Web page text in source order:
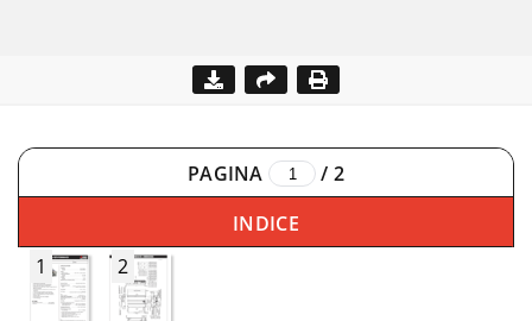
PAGINA / 2
INDICE
1
2